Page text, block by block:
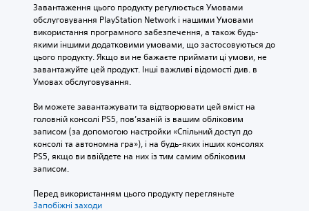
Завантаження цього продукту регулюється Умовами
обслуговування PlayStation Network і нашими Умовами
використання програмного забезпечення, а також будь-
якими іншими додатковими умовами, що застосовуються до
цього продукту. Якщо ви не бажаєте приймати ці умови, не
завантажуйте цей продукт. Інші важливі відомості див. в
Умовах обслуговування.
Ви можете завантажувати та відтворювати цей вміст на
головній консолі PS5, пов’язаній із вашим обліковим
записом (за допомогою настройки «Спільний доступ до
консолі та автономна гра»), і на будь-яких інших консолях
PS5, якщо ви ввійдете на них із тим самим обліковим
записом.
Перед використанням цього продукту перегляньте
Запобіжні заходи